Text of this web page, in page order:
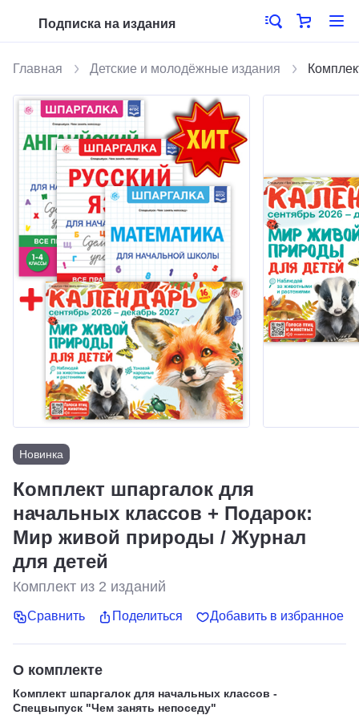
Подписка на издания
Главная Детские и молодёжные издания
Новинка
Комплект шпаргалок для
начальных классов + Подарок:
Мир живой природы / Журнал
для детей
Комплект из 2 изданий
Сравнить Поделиться Добавить в избранное
О комплекте
Комплект шпаргалок для начальных классов -
Спецвыпуск "Чем занять непоседу"